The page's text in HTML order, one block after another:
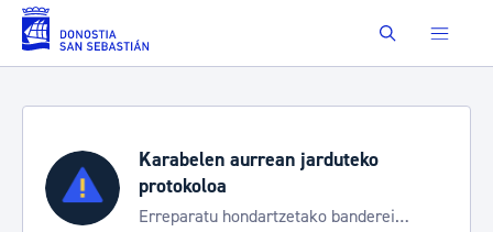
Eduki nagusira joan Buscar
Karabelen aurrean jarduteko
protokoloa
Erreparatu hondartzetako banderei